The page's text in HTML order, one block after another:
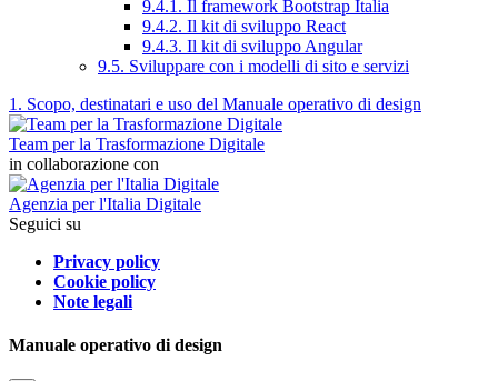
9.4.1. Il framework Bootstrap Italia
9.4.2. Il kit di sviluppo React
9.4.3. Il kit di sviluppo Angular
9.5. Sviluppare con i modelli di sito e servizi
1. Scopo, destinatari e uso del Manuale operativo di design
Team per la Trasformazione Digitale
in collaborazione con
Agenzia per l'Italia Digitale
Seguici su
Privacy policy
Cookie policy
Note legali
Manuale operativo di design